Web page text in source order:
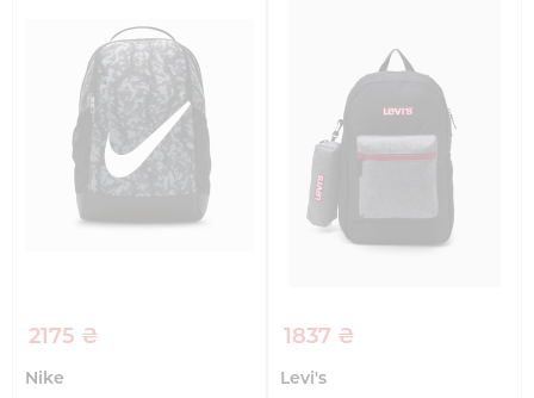
2175 ₴
Nike
1837 ₴
Levi's